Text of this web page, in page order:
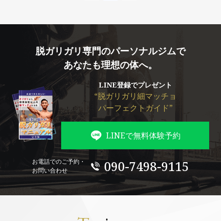
脱ガリガリ専門のパーソナルジムで
あなたも理想の体へ。
LINE登録でプレゼント
“脱ガリガリ細マッチョ
パーフェクトガイド”
LINEで無料体験予約
お電話でのご予約・
お問い合わせ
090-7498-9115